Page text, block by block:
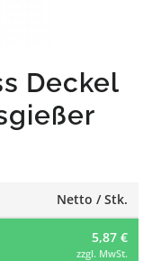
Deckel
Netto / Stk.
5,87 €
zzgl. MwSt.